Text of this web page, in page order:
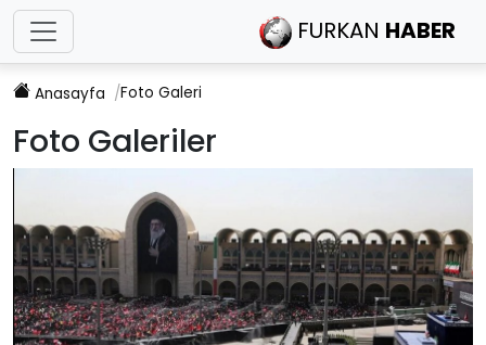
FURKAN HABER
Anasayfa Foto Galeri
Foto Galeriler